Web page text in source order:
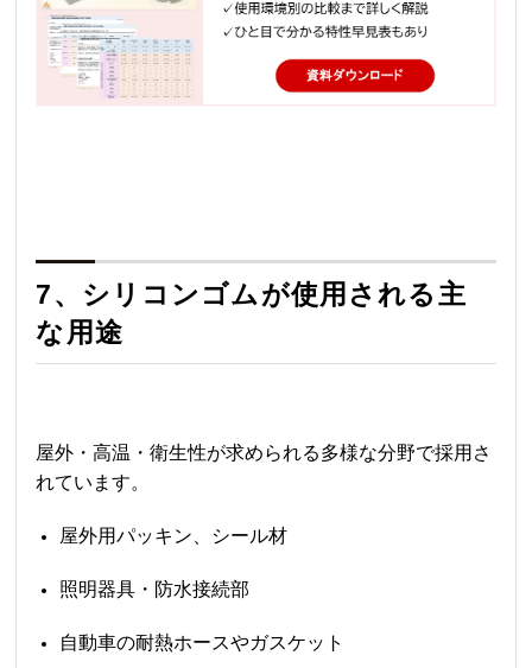
7、シリコンゴムが使用される主
な用途
屋外・高温・衛生性が求められる多様な分野で採用さ
れています。
屋外用パッキン、シール材
照明器具・防水接続部
自動車の耐熱ホースやガスケット